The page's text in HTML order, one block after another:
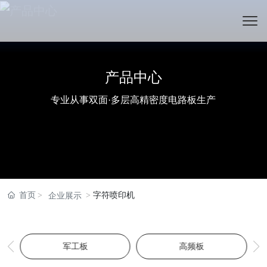
产品中心
专业从事双面·多层高精密度电路板生产
产品中心
专业从事双面·多层高精密度电路板生产
产品中心
专业从事双面·多层高精密度电路板生产
首页 企业展示 字符喷印机
军工板 高频板